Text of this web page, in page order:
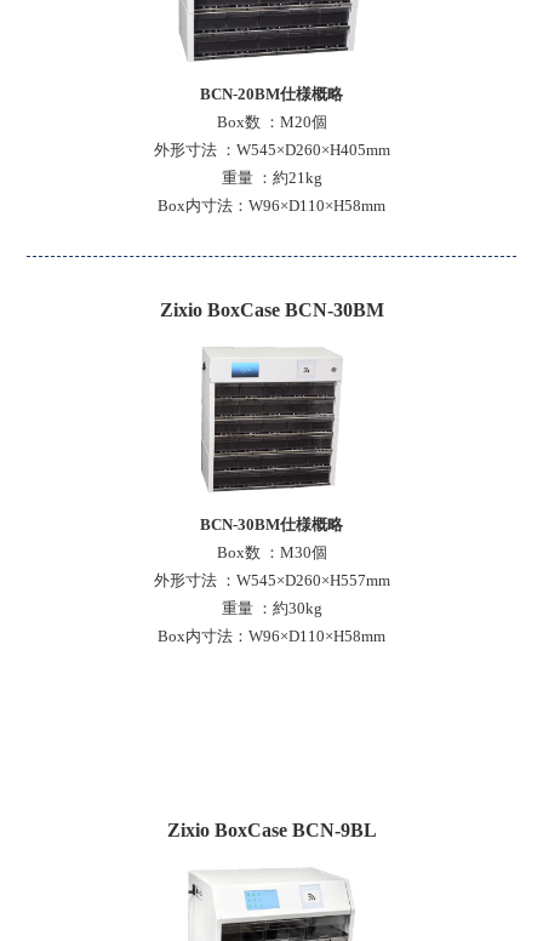
BCN-20BM仕様概略
Box数 ：M20個
外形寸法 ：W545×D260×H405mm
重量 ：約21kg
Box内寸法：W96×D110×H58mm
Zixio BoxCase BCN-30BM
BCN-30BM仕様概略
Box数 ：M30個
外形寸法 ：W545×D260×H557mm
重量 ：約30kg
Box内寸法：W96×D110×H58mm
Zixio BoxCase BCN-9BL